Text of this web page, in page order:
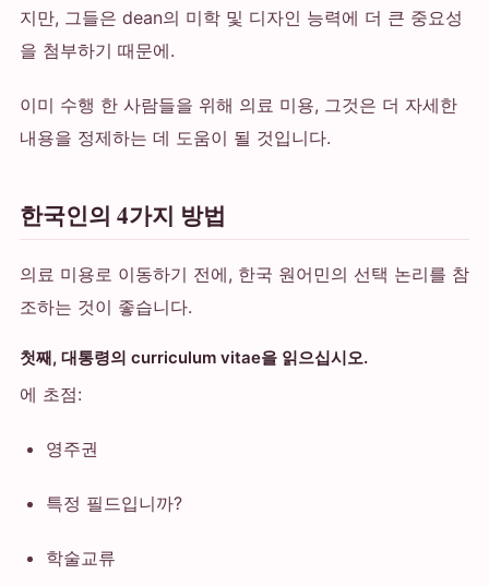
지만, 그들은 dean의 미학 및 디자인 능력에 더 큰 중요성
을 첨부하기 때문에.
이미 수행 한 사람들을 위해 의료 미용, 그것은 더 자세한
내용을 정제하는 데 도움이 될 것입니다.
한국인의 4가지 방법
의료 미용로 이동하기 전에, 한국 원어민의 선택 논리를 참
조하는 것이 좋습니다.
첫째, 대통령의 curriculum vitae을 읽으십시오.
에 초점:
영주권
특정 필드입니까?
학술교류